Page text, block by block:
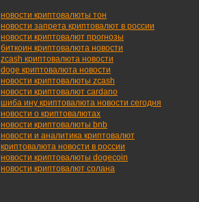
новости криптовалюты тон
новости запрета криптовалют в россии
новости криптовалют прогнозы
биткоин криптовалюта новости
zcash криптовалюта новости
doge криптовалюта новости
новости криптовалюты zcash
новости криптовалют cardano
шиба ину криптовалюта новости сегодня
новости о криптовалютах
новости криптовалюты bnb
новости и аналитика криптовалют
криптовалюта новости в россии
новости криптовалюты dogecoin
новости криптовалют солана